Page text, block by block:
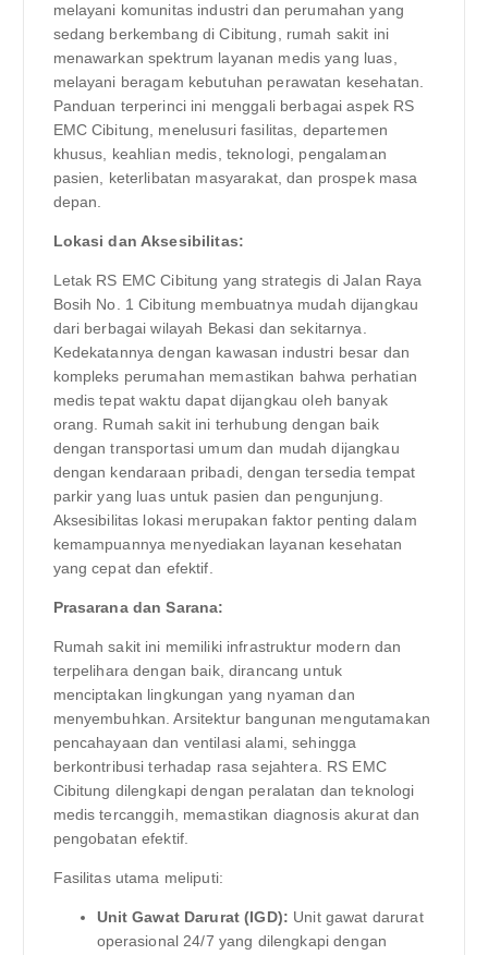
melayani komunitas industri dan perumahan yang
sedang berkembang di Cibitung, rumah sakit ini
menawarkan spektrum layanan medis yang luas,
melayani beragam kebutuhan perawatan kesehatan.
Panduan terperinci ini menggali berbagai aspek RS
EMC Cibitung, menelusuri fasilitas, departemen
khusus, keahlian medis, teknologi, pengalaman
pasien, keterlibatan masyarakat, dan prospek masa
depan.
Lokasi dan Aksesibilitas:
Letak RS EMC Cibitung yang strategis di Jalan Raya
Bosih No. 1 Cibitung membuatnya mudah dijangkau
dari berbagai wilayah Bekasi dan sekitarnya.
Kedekatannya dengan kawasan industri besar dan
kompleks perumahan memastikan bahwa perhatian
medis tepat waktu dapat dijangkau oleh banyak
orang. Rumah sakit ini terhubung dengan baik
dengan transportasi umum dan mudah dijangkau
dengan kendaraan pribadi, dengan tersedia tempat
parkir yang luas untuk pasien dan pengunjung.
Aksesibilitas lokasi merupakan faktor penting dalam
kemampuannya menyediakan layanan kesehatan
yang cepat dan efektif.
Prasarana dan Sarana:
Rumah sakit ini memiliki infrastruktur modern dan
terpelihara dengan baik, dirancang untuk
menciptakan lingkungan yang nyaman dan
menyembuhkan. Arsitektur bangunan mengutamakan
pencahayaan dan ventilasi alami, sehingga
berkontribusi terhadap rasa sejahtera. RS EMC
Cibitung dilengkapi dengan peralatan dan teknologi
medis tercanggih, memastikan diagnosis akurat dan
pengobatan efektif.
Fasilitas utama meliputi:
Unit Gawat Darurat (IGD): Unit gawat darurat
operasional 24/7 yang dilengkapi dengan